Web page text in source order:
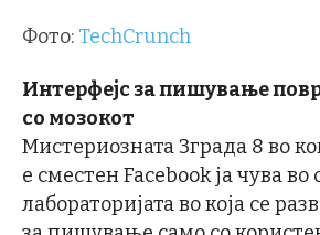
Фото: TechCrunch
Интерфејс за пишување
со мозокот
Мистериозната Зграда 8 во
е сместен Facebook ја чува во
лабораторијата во која се